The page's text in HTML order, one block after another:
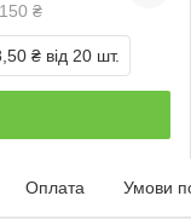
₴
₴ від 20 шт.
Оплата Умови